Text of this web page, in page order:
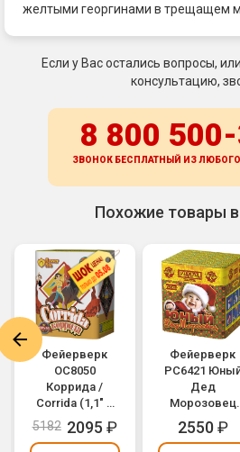
желтыми георгинами в трещащем
Если у Вас остались вопросы,
консультацию,
8 800
ЗВОНОК БЕСПЛАТНЫЙ ИЗ
Похожие товары в
Фейерверк
ОС8050
Коррида /
Corrida (1,1" х
14)
5182 2095 ₽
Фейерверк
РС6421
Дед
Морозовец
(0,9" х 25)
2550₽